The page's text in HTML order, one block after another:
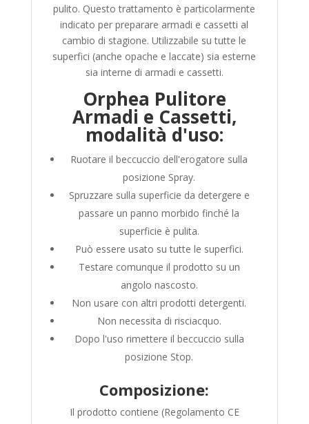
pulito. Questo trattamento è particolarmente
indicato per preparare armadi e cassetti al
cambio di stagione. Utilizzabile su tutte le
superfici (anche opache e laccate) sia esterne
sia interne di armadi e cassetti.
Orphea Pulitore
Armadi e Cassetti,
modalità d'uso:
Ruotare il beccuccio dell'erogatore sulla
posizione Spray.
Spruzzare sulla superficie da detergere e
passare un panno morbido finché la
superficie è pulita.
Può essere usato su tutte le superfici.
Testare comunque il prodotto su un
angolo nascosto.
Non usare con altri prodotti detergenti.
Non necessita di risciacquo.
Dopo l'uso rimettere il beccuccio sulla
posizione Stop.
Composizione:
Il prodotto contiene (Regolamento CE